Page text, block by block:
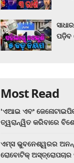
ପଡ଼ିବ
Most Read
'ଏଆଇ ଏବଂ
ତ୍ୱରାନ୍ୱିତ କରିବାରେ
ଏମ୍ସ ଭୁବନେଶ୍ୱରର
ରୋବୋଟିକ୍ ଅସ୍ତ୍ରୋପଚାର